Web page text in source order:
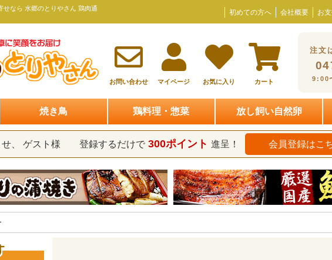
せなら 水郷のとりやさん 鶏肉通
初めての方へ 会社概要 お
お問い合わせ マイページ お気に入り カート
注文
9:00
焼き鳥 鶏料理・惣菜 放し飼い自然卵
せ、 ゲスト様 登録するだけで 300ポイント 進呈！ 会員登録はこ